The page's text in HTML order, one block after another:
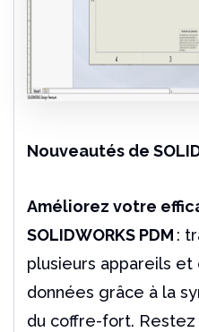
Nouveautés de
Améliorez votre
SOLIDWORKS PDM :
plusieurs appareils
données grâce à la
du coffre-fort.